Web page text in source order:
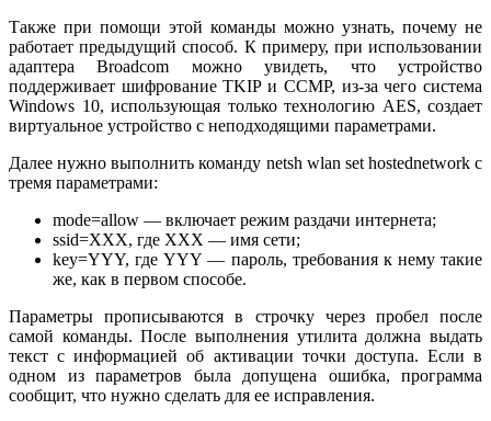
Также при помощи этой команды можно узнать, почему не
работает предыдущий способ. К примеру, при использовании
адаптера Broadcom можно увидеть, что устройство
поддерживает шифрование TKIP и CCMP, из-за чего система
Windows 10, использующая только технологию AES, создает
виртуальное устройство с неподходящими параметрами.
Далее нужно выполнить команду netsh wlan set hostednetwork с
тремя параметрами:
mode=allow — включает режим раздачи интернета;
ssid=XXX, где XXX — имя сети;
key=YYY, где YYY — пароль, требования к нему такие
же, как в первом способе.
Параметры прописываются в строчку через пробел после
самой команды. После выполнения утилита должна выдать
текст с информацией об активации точки доступа. Если в
одном из параметров была допущена ошибка, программа
сообщит, что нужно сделать для ее исправления.